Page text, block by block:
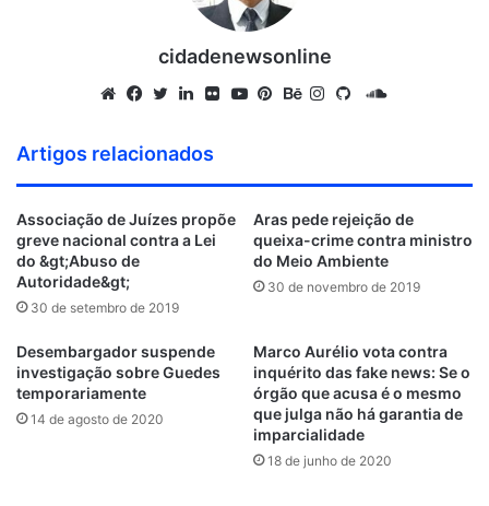
cidadenewsonline
e
i
t
e
a
b
o
k
w
t
e
i
e
d
k
u
e
e
r
e
n
c
a
g
u
b
S
C
l
o
Artigos relacionados
Associação de Juízes propõe
greve nacional contra a Lei
do &gt;Abuso de
Autoridade&gt;
30 de setembro de 2019
Aras pede rejeição de
queixa-crime contra ministro
do Meio Ambiente
30 de novembro de 2019
Desembargador suspende
investigação sobre Guedes
temporariamente
14 de agosto de 2020
Marco Aurélio vota contra
inquérito das fake news: Se o
órgão que acusa é o mesmo
que julga não há garantia de
imparcialidade
18 de junho de 2020